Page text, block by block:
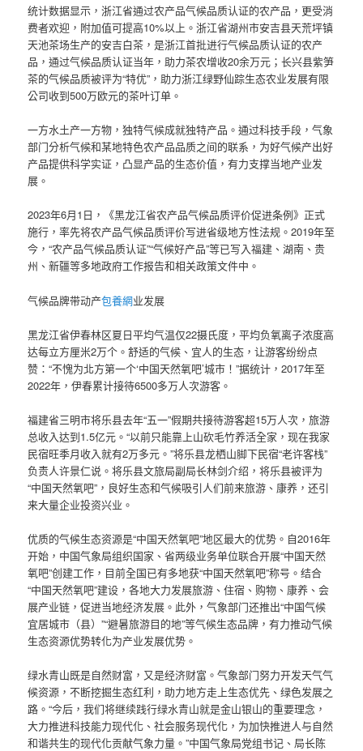
统计数据显示，浙江省通过农产品气候品质认证的农产品，更受消
费者欢迎，附加值可提高10%以上。浙江省湖州市安吉县天荒坪镇
天池茶场生产的安吉白茶，是浙江首批进行气候品质认证的农产
品，通过气候品质认证当年，助力茶农增收20余万元；长兴县紫笋
茶的气候品质被评为“特优”，助力浙江绿野仙踪生态农业发展有限
公司收到500万欧元的茶叶订单。
一方水土产一方物，独特气候成就独特产品。通过科技手段，气象
部门分析气候和某地特色农产品品质之间的联系，为好气候产出好
产品提供科学实证，凸显产品的生态价值，有力支撑当地产业发
展。
2023年6月1日，《黑龙江省农产品气候品质评价促进条例》正式
施行，率先将农产品气候品质评价写进省级地方性法规。2019年至
今，“农产品气候品质认证”“气候好产品”等已写入福建、湖南、贵
州、新疆等多地政府工作报告和相关政策文件中。
气候品牌带动产包養網业发展
黑龙江省伊春林区夏日平均气温仅22摄氏度，平均负氧离子浓度高
达每立方厘米2万个。舒适的气候、宜人的生态，让游客纷纷点
赞：“不愧为北方第一个‘中国天然氧吧’城市！”据统计，2017年至
2022年，伊春累计接待6500多万人次游客。
福建省三明市将乐县去年“五一”假期共接待游客超15万人次，旅游
总收入达到1.5亿元。“以前只能靠上山砍毛竹养活全家，现在我家
民宿旺季月收入就有2万多元。”将乐县龙栖山脚下民宿“老许客栈”
负责人许景仁说。将乐县文旅局副局长林剑介绍，将乐县被评为
“中国天然氧吧”，良好生态和气候吸引人们前来旅游、康养，还引
来大量企业投资兴业。
优质的气候生态资源是“中国天然氧吧”地区最大的优势。自2016年
开始，中国气象局组织国家、省两级业务单位联合开展“中国天然
氧吧”创建工作，目前全国已有多地获“中国天然氧吧”称号。结合
“中国天然氧吧”建设，各地大力发展旅游、住宿、购物、康养、会
展产业链，促进当地经济发展。此外，气象部门还推出“中国气候
宜居城市（县）”“避暑旅游目的地”等气候生态品牌，有力推动气候
生态资源优势转化为产业发展优势。
绿水青山既是自然财富，又是经济财富。气象部门努力开发天气气
候资源，不断挖掘生态红利，助力地方走上生态优先、绿色发展之
路。“今后，我们将继续践行绿水青山就是金山银山的重要理念，
大力推进科技能力现代化、社会服务现代化，为加快推进人与自然
和谐共生的现代化贡献气象力量。”中国气象局党组书记、局长陈